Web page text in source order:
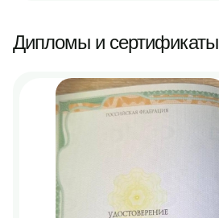
Дипломы и сертификаты